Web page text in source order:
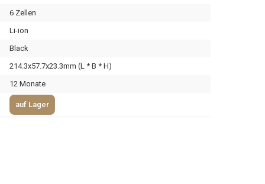
6 Zellen
Li-ion
Black
214.3x57.7x23.3mm (L * B * H)
12 Monate
auf Lager